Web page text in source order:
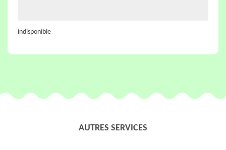
indisponible
AUTRES SERVICES